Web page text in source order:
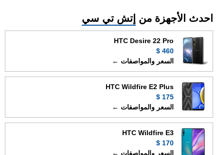
احدث الأجهزة من إتش تي سي
HTC Desire 22 Pro
460 $
السعر والمواصفات ←
HTC Wildfire E2 Plus
175 $
السعر والمواصفات ←
HTC Wildfire E3
170 $
السعر والمواصفات ←